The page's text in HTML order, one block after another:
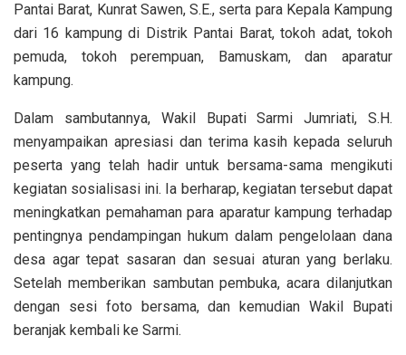
Pantai Barat, Kunrat Sawen, S.E., serta para Kepala Kampung
dari 16 kampung di Distrik Pantai Barat, tokoh adat, tokoh
pemuda, tokoh perempuan, Bamuskam, dan aparatur
kampung.
Dalam sambutannya, Wakil Bupati Sarmi Jumriati, S.H.
menyampaikan apresiasi dan terima kasih kepada seluruh
peserta yang telah hadir untuk bersama-sama mengikuti
kegiatan sosialisasi ini. Ia berharap, kegiatan tersebut dapat
meningkatkan pemahaman para aparatur kampung terhadap
pentingnya pendampingan hukum dalam pengelolaan dana
desa agar tepat sasaran dan sesuai aturan yang berlaku.
Setelah memberikan sambutan pembuka, acara dilanjutkan
dengan sesi foto bersama, dan kemudian Wakil Bupati
beranjak kembali ke Sarmi.